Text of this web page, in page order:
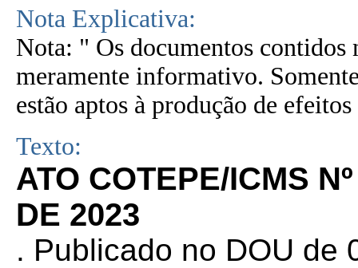
Nota Explicativa:
Nota: " Os documentos contidos
meramente informativo.
estão aptos à produção de
Texto:
ATO COTEPE/ICMS
DE 2023
. Publicado no DOU de